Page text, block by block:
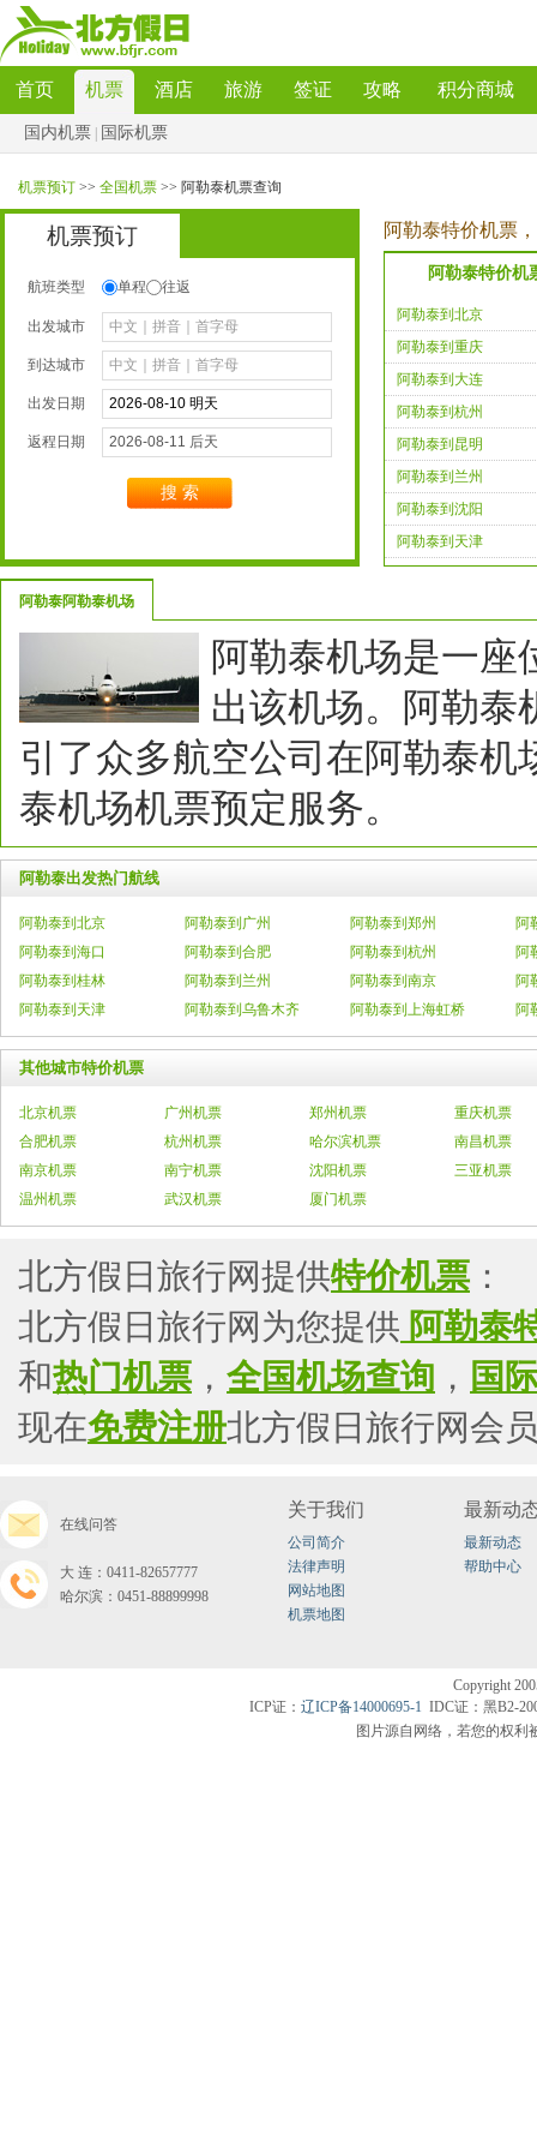
首页 机票 酒店 旅游 签证 攻略 积分商城
国内机票 国际机票
机票预订 >> 全国机票 >>阿勒泰机票查询
机票预订
航班类型 单程 往返
出发城市
到达城市
出发日期
返程日期
搜索
阿勒泰特价机票
阿勒泰特价机
阿勒泰到北京
阿勒泰到重庆
阿勒泰到大连
阿勒泰到杭州
阿勒泰到昆明
阿勒泰到兰州
阿勒泰到沈阳
阿勒泰到天津
阿勒泰阿勒泰机场
阿勒泰机场是一座
出该机场。阿勒泰
引了众多航空公司在阿勒泰
泰机场机票预定服务。
阿勒泰出发热门航线
阿勒泰到北京 阿勒泰到广州 阿勒泰到郑州
阿
阿勒泰到海口
阿勒泰到合肥 阿勒泰到杭州
阿
阿勒泰到桂林
阿勒泰到兰州 阿勒泰到南京
阿
阿勒泰到天津
阿勒泰到乌鲁木齐 阿勒泰到上海虹桥 阿
其他城市特价机票
北京机票 广州机票 郑州机票
重庆机票
合肥机票
杭州机票 哈尔滨机票
南昌机票
南京机票
南宁机票 沈阳机票
三亚机票
温州机票
武汉机票 厦门机票
北方假日旅行网提供特价机票 ：
北方假日旅行网为您提供 阿勒泰
和热门机票 ， 全国机场查询 ， 国
现在免费注册北方假日旅行网会
在线问答
大连：0411-82657777
哈尔滨：0451-88899998
关于我们
公司简介
法律声明
网站地图
机票地图
最新动
最新动态
帮助中心
ICP证： 辽ICP备14000695-1 IDC证：黑B2-
图片源自网络，若您的权利